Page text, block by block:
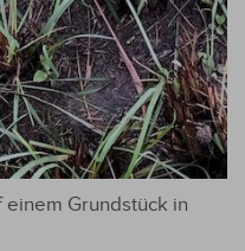
Grundstück in